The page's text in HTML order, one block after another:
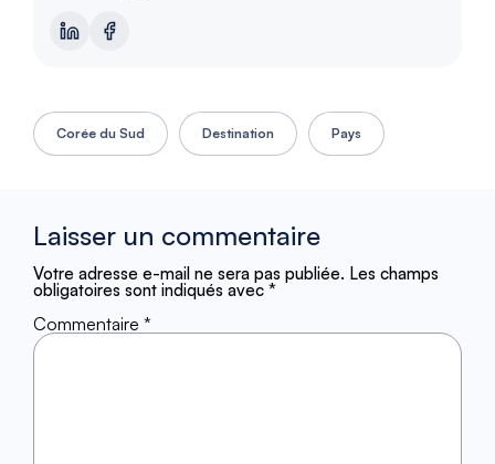
Corée du Sud Destination Pays
Laisser un commentaire
Votre adresse e-mail ne sera pas publiée. Les champs
obligatoires sont indiqués avec *
Commentaire *